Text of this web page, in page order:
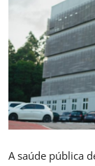
A saúde pública